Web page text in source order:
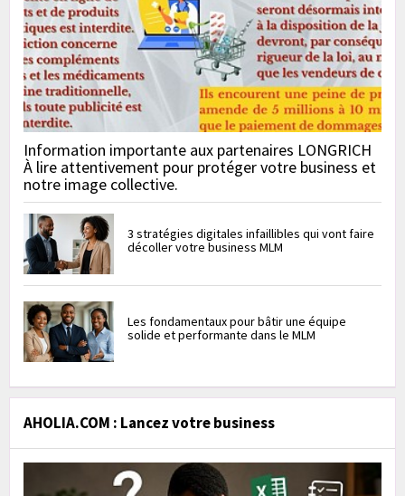
Information importante aux partenaires LONGRICH
À lire attentivement pour protéger votre business et
notre image collective.
3 stratégies digitales infaillibles qui vont faire
décoller votre business MLM
Les fondamentaux pour bâtir une équipe
solide et performante dans le MLM
AHOLIA.COM : Lancez votre business